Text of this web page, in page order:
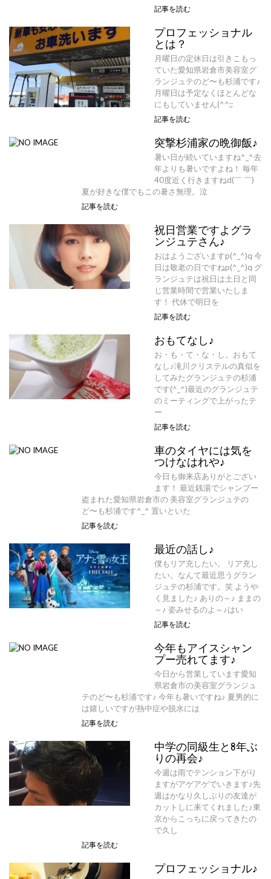
記事を読む
プロフェッショナル
とは？
月曜日の定休日は引きこもっ
ていた愛知県岩倉市美容室グ
ランジュテのど〜も杉浦です♪
月曜日は予定なくほとんどな
にもしていません(^^;;
記事を読む
突撃杉浦家の晩御飯♪
暑い日が続いていますね^_^去
年よりも暑いですよね！ 毎年
40度近く行きますねd(￣ ￣)
夏が好きな僕でもこの暑さ無理。泣
記事を読む
祝日営業ですよグラ
ンジュテさん♪
おはようございますp(^_^)q 今
日は敬老の日ですねp(^_^)q グ
ランジュテは祝日は土日と同
じ営業時間で営業いたしま
す！ 代休で明日を
記事を読む
おもてなし♪
お・も・て・な・し。おもて
なし♪滝川クリステルの真似を
してみたグランジュテの杉浦
です(^_^)最近のグランジュテ
のミーティングで上がったテ
ー
記事を読む
車のタイヤには気を
つけなはれや♪
今日も御来店ありがとござい
ます！ 最近銭湯でシャンプー
盗まれた愛知県岩倉市の 美容室グランジュテの
ど〜も杉浦です^_^ 置いといた
記事を読む
最近の話し♪
僕もリア充したい。 リア充し
たい。なんて最近思うグラン
ジュテの杉浦です。笑 ようや
く見ました♪ ありの～♪ ままの
～♪ 姿みせるのよ～♪はい
記事を読む
今年もアイスシャン
プー売れてます♪
今日から営業しています愛知
県岩倉市の美容室グランジュ
テのど〜も杉浦です♪ 今年も暑いですね♪ 夏男的に
は嬉しいですが熱中症や脱水には
記事を読む
中学の同級生と8年ぶ
りの再会♪
今週は雨でテンション下がり
ますがアゲアゲでいきます♪先
週はかなり久しぶりの友達が
カットしに来てくれました♪東
京からこっちに戻ってきたの
で久し
記事を読む
プロフェッショナル♪